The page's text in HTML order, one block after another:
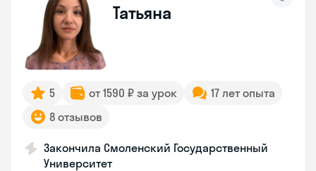
Татьяна
5 от 1590 ₽ за урок
17 лет опыта
8 отзывов
Закончила Смоленский Государственный
Университет